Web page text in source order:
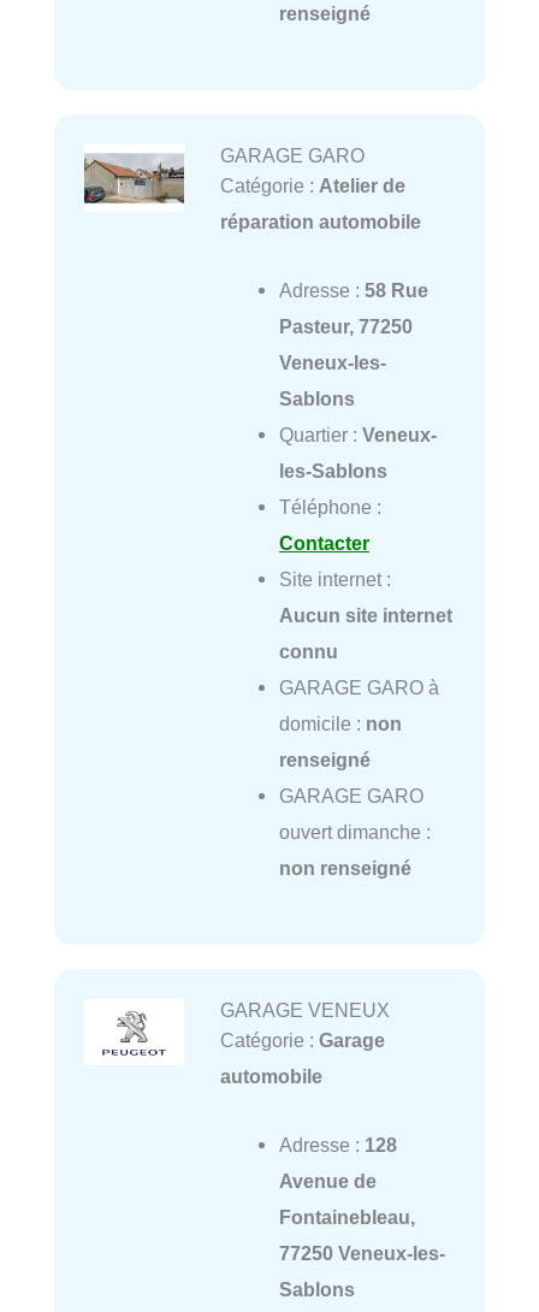
renseigné
GARAGE GARO
Catégorie : Atelier de
réparation automobile
Adresse : 58 Rue
Pasteur, 77250
Veneux-les-
Sablons
Quartier : Veneux-
les-Sablons
Téléphone :
Contacter
Site internet :
Aucun site internet
connu
GARAGE GARO à
domicile : non
renseigné
GARAGE GARO
ouvert dimanche :
non renseigné
GARAGE VENEUX
Catégorie : Garage
automobile
Adresse : 128
Avenue de
Fontainebleau,
77250 Veneux-les-
Sablons